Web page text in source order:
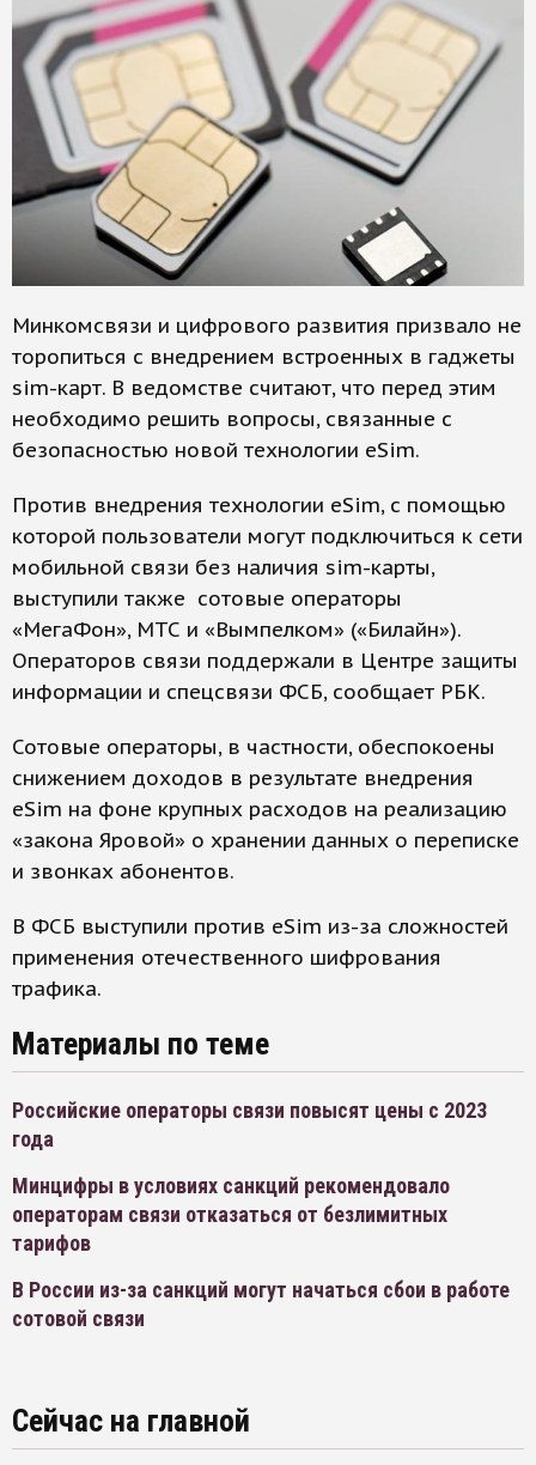
Минкомсвязи и цифрового развития призвало не
торопиться с внедрением встроенных в гаджеты
sim-карт. В ведомстве считают, что перед этим
необходимо решить вопросы, связанные с
безопасностью новой технологии eSim.
Против внедрения технологии eSim, с помощью
которой пользователи могут подключиться к сети
мобильной связи без наличия sim-карты,
выступили также сотовые операторы
«МегаФон», МТС и «Вымпелком» («Билайн»).
Операторов связи поддержали в Центре защиты
информации и спецсвязи ФСБ, сообщает РБК.
Сотовые операторы, в частности, обеспокоены
снижением доходов в результате внедрения
eSim на фоне крупных расходов на реализацию
«закона Яровой» о хранении данных о переписке
и звонках абонентов.
В ФСБ выступили против eSim из-за сложностей
применения отечественного шифрования
трафика.
Материалы по теме
Российские операторы связи повысят цены с 2023
года
Минцифры в условиях санкций рекомендовало
операторам связи отказаться от безлимитных
тарифов
В России из-за санкций могут начаться сбои в работе
сотовой связи
Сейчас на главной